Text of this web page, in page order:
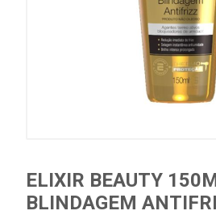
ELIXIR BEAUTY
BLINDAGEM